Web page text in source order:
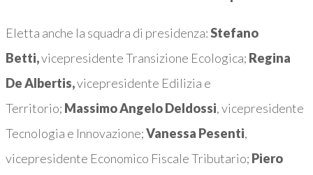
Eletta anche la squadra di presidenza:Stefano
Betti,vicepresidente Transizione Ecologica; Regina
De Albertis,vicepresidente Edilizia e
Territorio; Massimo Angelo Deldossi, vicepresidente
Tecnologia e Innovazione;Vanessa Pesenti,
vicepresidente Economico Fiscale Tributario; Piero